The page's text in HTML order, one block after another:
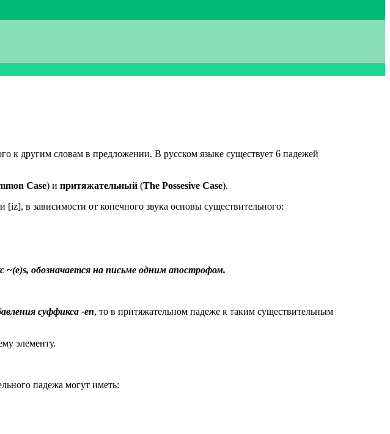
к другим словам в предложении. В русском языке существует 6 падежей
Case) и притяжательный (The Possesive Case).
[iz], в зависимости от конечного звука основы существительного:
обозначается на письме одним апострофом.
суффикса -en, то в притяжательном падеже к таким существительным
элементу.
падежа могут иметь: